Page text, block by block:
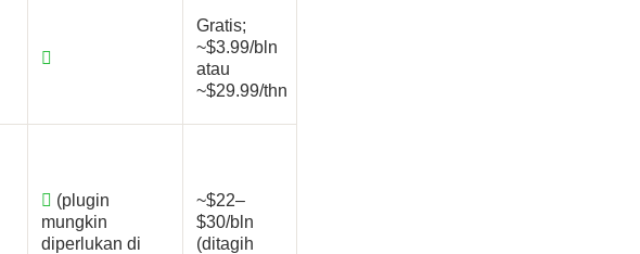
Gratis;
~$3.99/bln
atau
~$29.99/thn
(plugin
mungkin
diperlukan di
~$22–
$30/bln
(ditagih